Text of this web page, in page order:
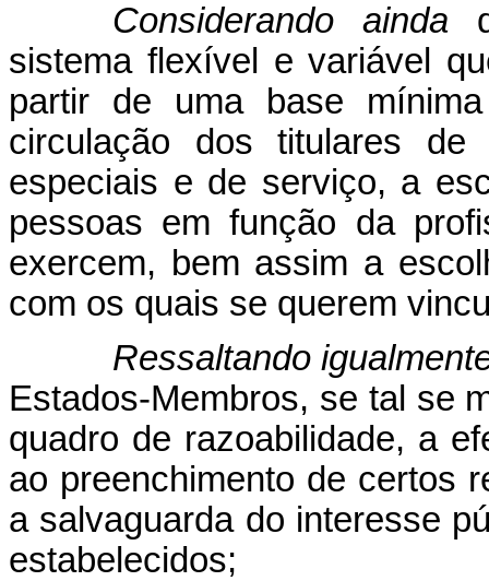
Considerando ainda
sistema flexível e variável
partir de uma base
circulação dos titulares de
especiais e de serviço, a
pessoas em função da
exercem, bem assim a
com os quais se querem
Ressaltando
Estados-Membros, se tal se
quadro de razoabilidade, a
ao preenchimento de certos
a salvaguarda do interesse
estabelecidos;